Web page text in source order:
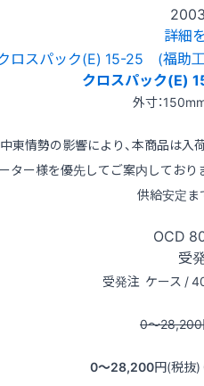
詳細
クロスパック(E)
外寸：
東情勢の影響により、本商品は入
ター様を優先してご案内しており
供給安定
OCD
受
受発注 ケース /
0〜28,200
0〜28,200円(税抜)